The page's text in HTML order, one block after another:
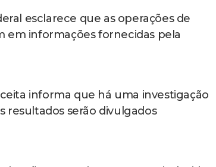
esclarece que as operações de
em informações fornecidas pela
informa que há uma investigação
resultados serão divulgados